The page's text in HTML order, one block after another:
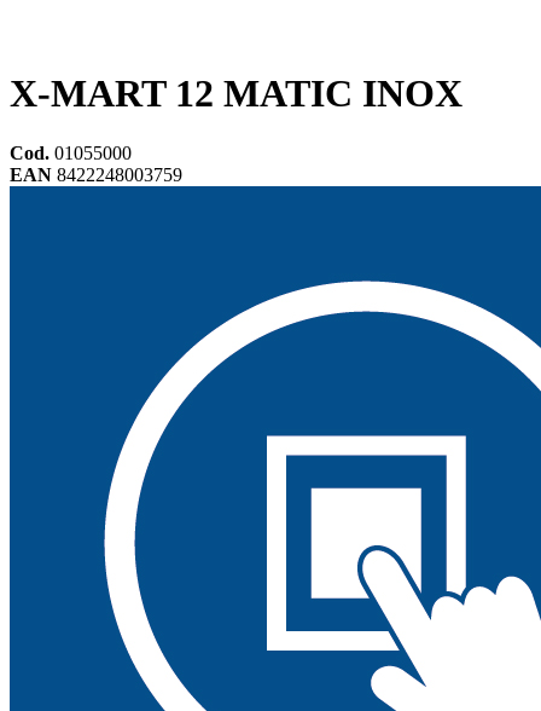
X-MART 12 MATIC INOX
Cod. 01055000
EAN 8422248003759